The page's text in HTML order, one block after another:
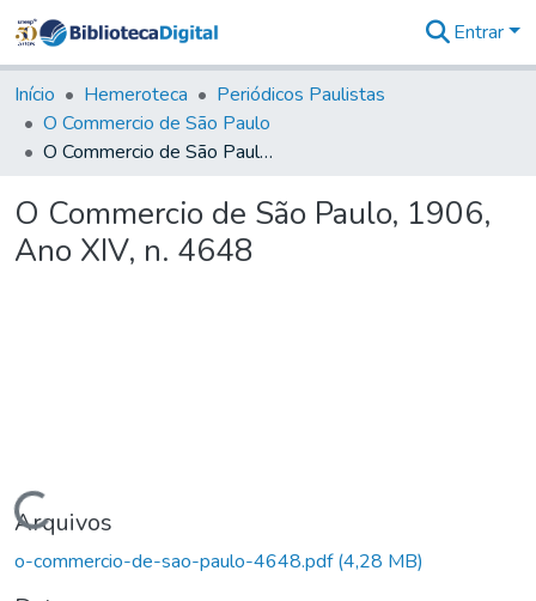
&
Coleções
Tudo na
Biblioteca
Estatísticas
Entrar
Início Hemeroteca
Periódicos Paulistas
O Commercio de São Paulo
O Commercio de São Paulo, 1906, Ano XIV, n. 4648
O Commercio de São Paulo, 1906,
Ano XIV, n. 4648
Carregando...
Arquivos
o-commercio-de-sao-paulo-4648.pdf(4,28 MB)